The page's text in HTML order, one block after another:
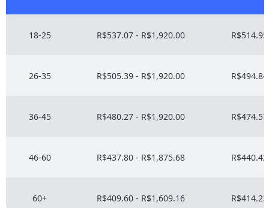
18-25 R$537.07 - R$1,920.00
26-35 R$505.39 - R$1,920.00
36-45 R$480.27 - R$1,920.00
46-60 R$437.80 - R$1,875.68
60+ R$409.60 - R$1,609.16